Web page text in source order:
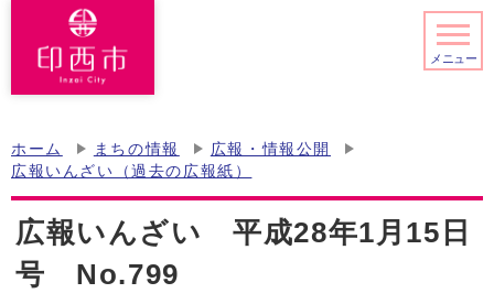
メニュー
ホーム まちの情報
広報・情報公開
広報いんざい（過去の広報紙）
広報いんざい 平成28年1月15日
号 No.799